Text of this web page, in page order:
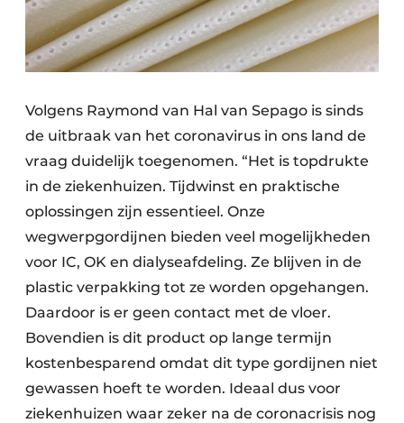
Volgens Raymond van Hal van Sepago is sinds
de uitbraak van het coronavirus in ons land de
vraag duidelijk toegenomen. “Het is topdrukte
in de ziekenhuizen. Tijdwinst en praktische
oplossingen zijn essentieel. Onze
wegwerpgordijnen bieden veel mogelijkheden
voor IC, OK en dialyseafdeling. Ze blijven in de
plastic verpakking tot ze worden opgehangen.
Daardoor is er geen contact met de vloer.
Bovendien is dit product op lange termijn
kostenbesparend omdat dit type gordijnen niet
gewassen hoeft te worden. Ideaal dus voor
ziekenhuizen waar zeker na de coronacrisis nog